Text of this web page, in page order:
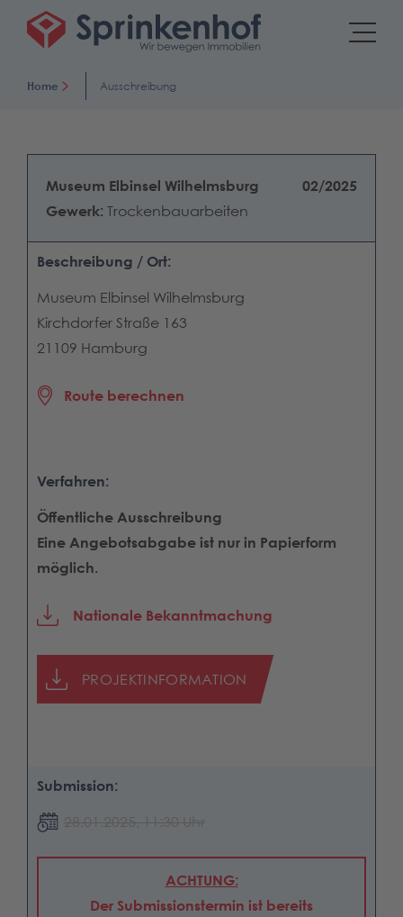
Home Ausschreibung
02/2025
Museum Elbinsel Wilhelmsburg
Gewerk: Trockenbauarbeiten
Beschreibung / Ort:
Museum Elbinsel Wilhelmsburg
Kirchdorfer Straße 163
21109 Hamburg
Route berechnen
Verfahren:
Öffentliche Ausschreibung
Eine Angebotsabgabe ist nur in Papierform
möglich.
Nationale Bekanntmachung
PROJEKTINFORMATION
Submission:
28.01.2025, 11:30 Uhr
ACHTUNG:
Der Submissionstermin ist bereits